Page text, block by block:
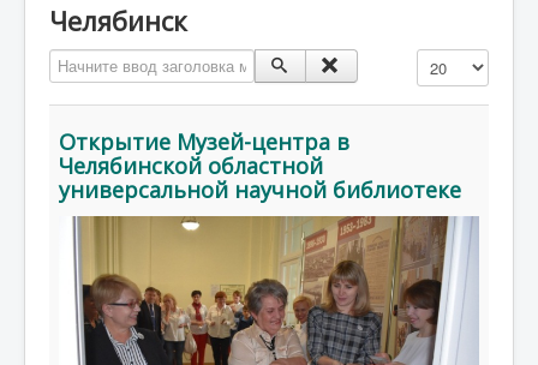
Челябинск
Начните ввод заголовка метки Кол-во строк:
Открытие Музей-центра в
Челябинской областной
универсальной научной библиотеке